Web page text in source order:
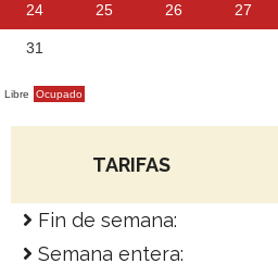
TARIFAS
Fin de semana:
Semana entera: